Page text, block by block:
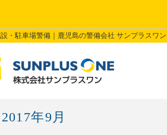
・駐車場警備｜鹿児島の警備会社 サンプラスワン
2017年9月